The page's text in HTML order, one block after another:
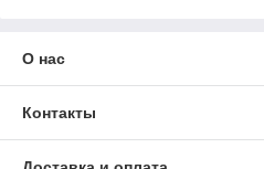
О нас
Контакты